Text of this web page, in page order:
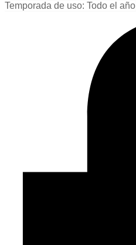
Temporada de uso: Todo el año